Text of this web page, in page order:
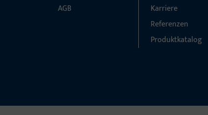
AGB
Karriere
Referenzen
Produktkatalog